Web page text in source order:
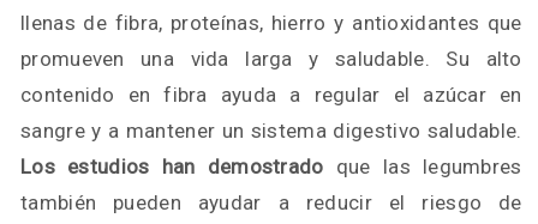
llenas de fibra, proteínas, hierro y antioxidantes que
promueven una vida larga y saludable. Su alto
contenido en fibra ayuda a regular el azúcar en
sangre y a mantener un sistema digestivo saludable.
Los estudios han demostrado que las legumbres
también pueden ayudar a reducir el riesgo de